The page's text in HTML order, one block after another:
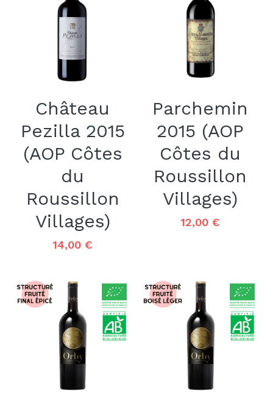
Château
Pezilla 2015
(AOP Côtes
du
Roussillon
Villages)
14,00 €
Parchemin
2015 (AOP
Côtes du
Roussillon
Villages)
12,00 €